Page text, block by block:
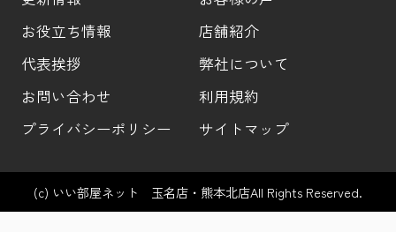
お役立ち情報
店舗紹介
代表挨拶
弊社について
お問い合わせ
利用規約
プライバシーポリシー
サイトマップ
(c) いい部屋ネット 玉名店・熊本北店All Rights Reserved.